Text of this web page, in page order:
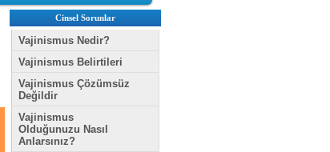
Cinsel Sorunlar
Vajinismus Nedir?
Vajinismus Belirtileri
Vajinismus Çözümsüz
Değildir
Vajinismus
Olduğunuzu Nasıl
Anlarsınız?